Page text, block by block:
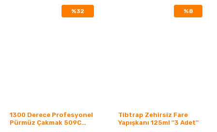
%32
1300 Derece Profesyonel
Pürmüz Çakmak 509C
%8
Tibtrap Zehirsiz Fare
Yapışkanı 125ml ''3 Adet''